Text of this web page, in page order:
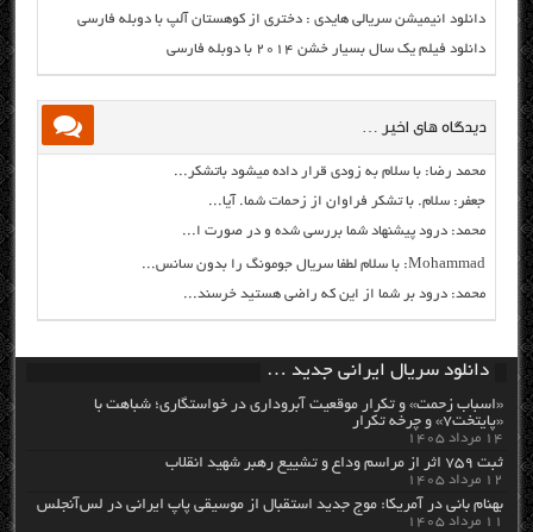
دانلود انیمیشن سریالی هایدی : دختری از کوهستان آلپ با دوبله فارسی
دانلود فیلم یک سال بسیار خشن ۲۰۱۴ با دوبله فارسی
دیدگاه های اخیر …
محمد رضا: با سلام به زودی قرار داده میشود باتشکر...
جعفر: سلام. با تشکر فراوان از زحمات شما. آیا...
محمد: درود پیشنهاد شما بررسی شده و در صورت ا...
Mohammad: با سلام لطفا سریال جومونگ را بدون سانس...
محمد: درود بر شما از این که راضی هستید خرسند...
دانلود سریال ایرانی جدید …
«اسباب زحمت» و تکرار موقعیت آبروداری در خواستگاری؛ شباهت با
«پایتخت۷» و چرخه تکرار
۱۴ مرداد ۱۴۰۵
ثبت ۷۵۹ اثر از مراسم وداع و تشییع رهبر شهید انقلاب
۱۲ مرداد ۱۴۰۵
بهنام بانی در آمریکا: موج جدید استقبال از موسیقی پاپ ایرانی در لس‌آنجلس
۱۱ مرداد ۱۴۰۵